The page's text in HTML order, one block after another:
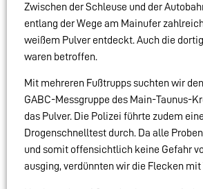
Zwischen der Schleuse und der
entlang der Wege am Mainufer
weißem Pulver entdeckt. Auch die
waren betroffen.
Mit mehreren Fußtrupps suchten wir
GABC-Messgruppe des Main-Taunus-
das Pulver. Die Polizei führte zudem
Drogenschnelltest durch. Da alle
und somit offensichtlich keine Gefahr
ausging, verdünnten wir die Flecken mit